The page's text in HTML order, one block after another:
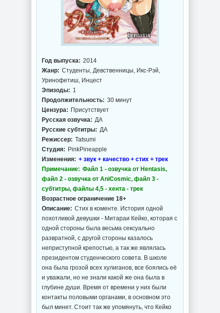
Год выпуска: 2014
Жанр: Студенты, Девственницы, Икс-Рэй,
Уринофетиш, Инцест
Эпизоды: 1
Продолжительность: 30 минут
Цензура: Присутствует
Русская озвучка: ДА
Русские субтитры: ДА
Режиссер: Tatsumi
Студия: PinkPineapple
Изменения: + звук + качество + стих + трек
Примечание: Файл 1 - озвучка от Hentasis,
файл 2 - озвучка от AniCosmic, файл 3 -
субтитры, файлы 4,5 - хента - трек
Возрастное ограничение 18+
Описание: Стих в коменте. История одной
похотливой девушки - Митараи Кейко, которая с
одной стороны была весьма сексуально
развратной, с другой стороны казалось
неприступной крепостью, а так же являлась
президентом студенческого совета. В школе
она была грозой всех хулиганов, все боялись её
и уважали, но не знали какой же она была в
глубине души. Время от времени у них были
контакты половыми органами, в основном это
был минет. Стоит так же упомянуть, что Кейко